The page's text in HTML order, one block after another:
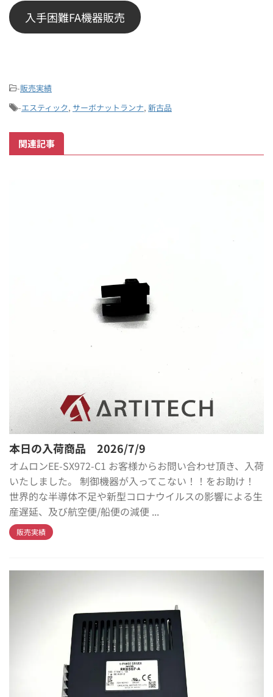
入手困難FA機器販売
-販売実績
-エスティック, サーボナットランナ, 新古品
関連記事
本日の入荷商品 2026/7/9
オムロンEE-SX972-C1 お客様からお問い合わせ頂き、入荷
いたしました。 制御機器が入ってこない！！をお助け！
世界的な半導体不足や新型コロナウイルスの影響による生
産遅延、及び航空便/船便の減便 ...
販売実績